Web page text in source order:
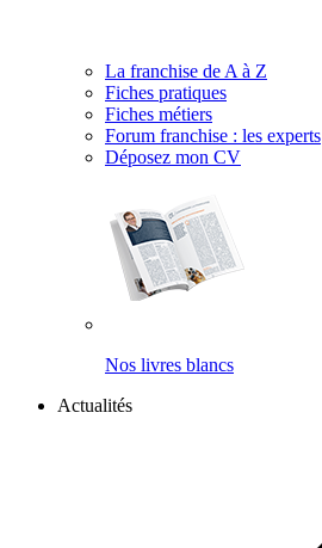
La franchise de A à Z
Fiches pratiques
Fiches métiers
Forum franchise : les experts
Déposez mon CV
Nos livres blancs
Actualités